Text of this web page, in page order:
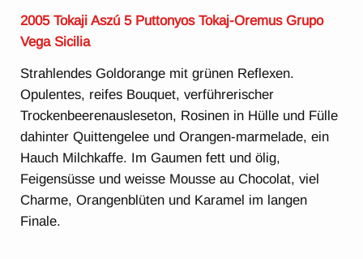
2005 Tokaji Aszú 5 Puttonyos Tokaj-Oremus Grupo
Vega Sicilia
Strahlendes Goldorange mit grünen Reflexen.
Opulentes, reifes Bouquet, verführerischer
Trockenbeerenausleseton, Rosinen in Hülle und Fülle
dahinter Quittengelee und Orangen-marmelade, ein
Hauch Milchkaffe. Im Gaumen fett und ölig,
Feigensüsse und weisse Mousse au Chocolat, viel
Charme, Orangenblüten und Karamel im langen
Finale.